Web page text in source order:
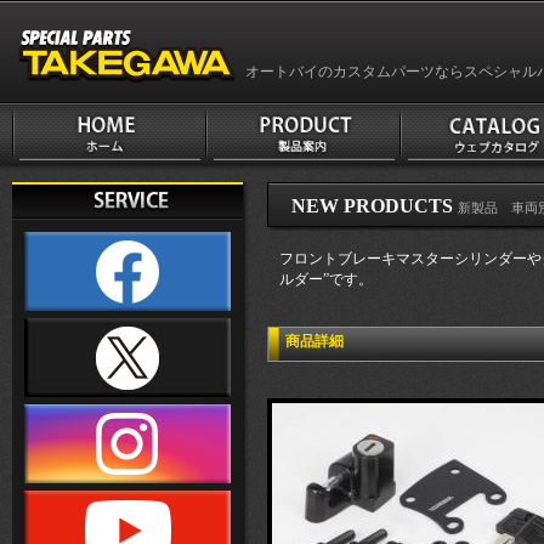
オートバイのカスタムパーツならスペシャル
NEW PRODUCTS 新製品 車両
フロントブレーキマスターシリンダー
ルダー”です。
商品詳細